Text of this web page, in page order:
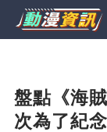
盤點《海
次為了紀